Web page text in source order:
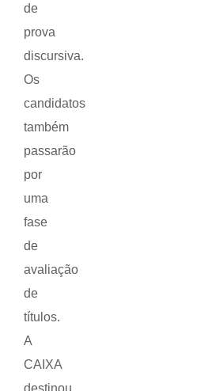
de
prova
discursiva.
Os
candidatos
também
passarão
por
uma
fase
de
avaliação
de
títulos.
A
CAIXA
destinou